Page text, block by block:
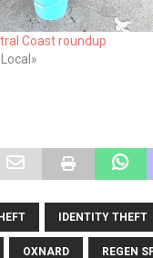
Coast roundup
IDENTITY THEFT
OXNARD REGEN